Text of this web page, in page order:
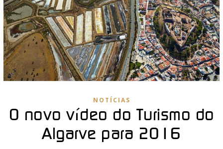
NOTÍCIAS
O novo vídeo do Turismo do
Algarve para 2016